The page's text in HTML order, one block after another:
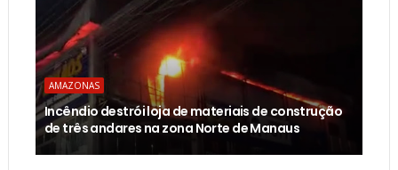
AMAZONAS
Incêndio destrói loja de materiais de construção
de três andares na zona Norte de Manaus